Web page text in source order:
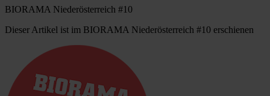
BIORAMA Niederösterreich #10
Dieser Artikel ist im BIORAMA Niederösterreich #10 erschienen